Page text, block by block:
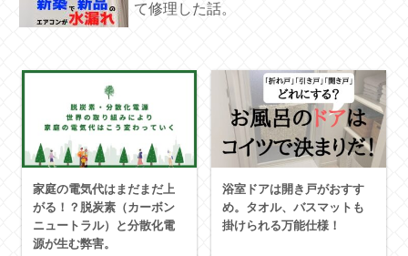
て修理した話。
家庭の電気代はまだまだ上
がる！？脱炭素（カーボン
ニュートラル）と分散化電
源が生む弊害。
浴室ドアは開き戸がおすす
め。タオル、バスマットも
掛けられる万能仕様！